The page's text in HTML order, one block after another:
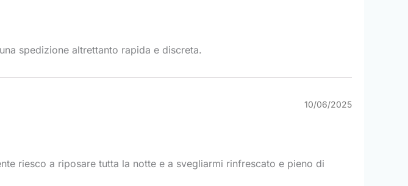
spedizione altrettanto rapida e discreta.
10/06/2025
riesco a riposare tutta la notte e a svegliarmi rinfrescato e pieno di